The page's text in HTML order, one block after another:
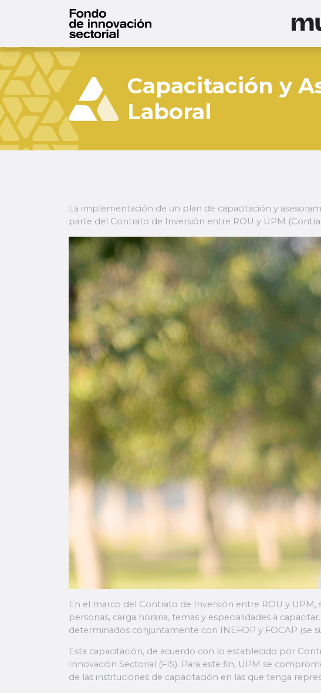
Capacitación y
Laboral
La implementación de un plan de capacitación y
parte del Contrato de Inversión entre ROU y UPM
En el marco del Contrato de Inversión entre ROU y
personas, carga horaria, temas y especialidades a
determinados conjuntamente con INEFOP y FOCAP (se
Esta capacitación, de acuerdo con lo establecido por
Innovación Sectorial (FIS). Para este fin, UPM se
de las instituciones de capacitación en las que tenga